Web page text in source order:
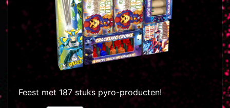
Feest met 187 stuks pyro-producten!